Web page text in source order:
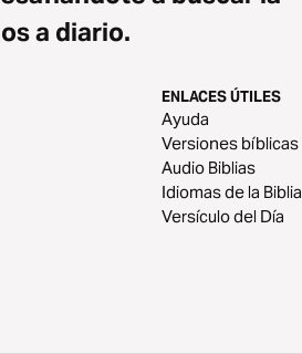
a diario.
ENLACES ÚTILES
Ayuda
Versiones bíblicas
Audio Biblias
Idiomas de la Biblia
Versículo del Día